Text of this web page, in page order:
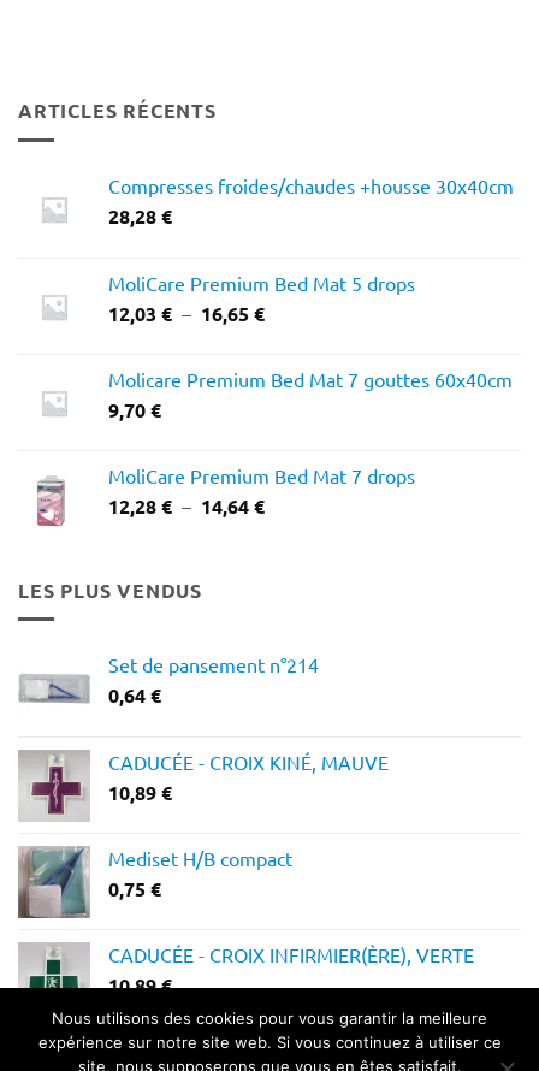
ARTICLES RÉCENTS
Compresses froides/chaudes +housse 30x40cm
28,28€
MoliCare Premium Bed Mat 5 drops
12,03 € – 16,65€Plage
12,03 €
Molicare Premium Bed Mat 7 gouttes 60x40cm
9,70€
MoliCare Premium Bed Mat 7 drops
12,28€ – 14,64€Plage
LES PLUS VENDUS
Set de pansement n°214
0,64€
CADUCÉE - CROIX KINÉ, MAUVE
10,89€
Mediset H/B compact
0,75€
CADUCÉE - CROIX INFIRMIER(ÈRE), VERTE
10,89€
Nous utilisons des cookies pour vous garantir la meilleure
expérience sur notre site web. Si vous continuez à utiliser ce
site, nous supposerons que vous en êtes satisfait.